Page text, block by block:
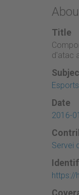
Title
d'atac
Esports
Date
2016-
Servei
https://